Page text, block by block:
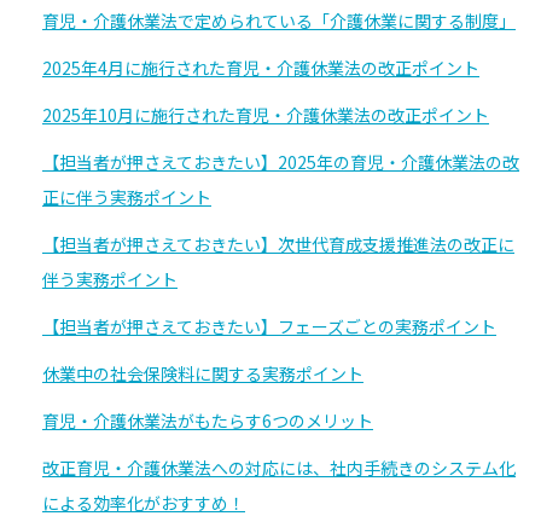
育児・介護休業法で定められている「介護休業に関する制度」
2025年4月に施行された育児・介護休業法の改正ポイント
2025年10月に施行された育児・介護休業法の改正ポイント
【担当者が押さえておきたい】2025年の育児・介護休業法の改
正に伴う実務ポイント
【担当者が押さえておきたい】次世代育成支援推進法の改正に
伴う実務ポイント
【担当者が押さえておきたい】フェーズごとの実務ポイント
休業中の社会保険料に関する実務ポイント
育児・介護休業法がもたらす6つのメリット
改正育児・介護休業法への対応には、社内手続きのシステム化
による効率化がおすすめ！